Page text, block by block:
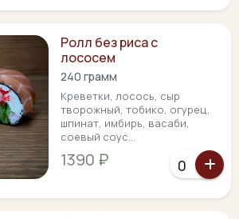
Ролл без риса с
лососем
240 грамм
Креветки, лосось, сыр
творожный, тобико, огурец,
шпинат, имбирь, васаби,
соевый соус...
1390 ₽